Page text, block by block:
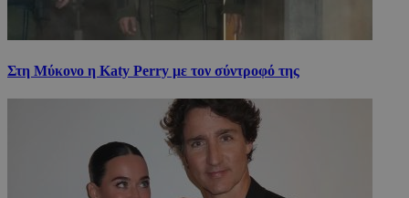
Στη Μύκονο η Katy Perry με τον σύντροφό της